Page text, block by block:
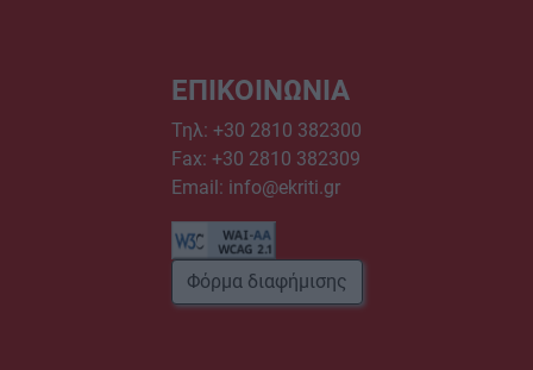
ΕΠΙΚΟΙΝΩΝΙΑ
Τηλ: +30 2810 382300
Fax: +30 2810 382309
Email: info@ekriti.gr
Φόρμα διαφήμισης